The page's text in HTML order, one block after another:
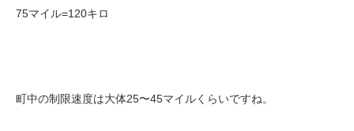
75マイル=120キロ
町中の制限速度は大体25〜45マイルくらいですね。